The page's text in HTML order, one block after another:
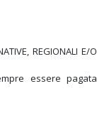
REGIONALI E/O
essere pagata